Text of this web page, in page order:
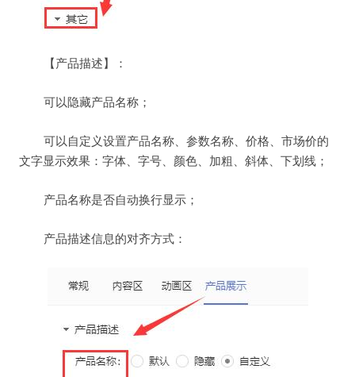
【产品描述】：
可以隐藏产品名称；
可以自定义设置产品名称、参数名称、价格、市场价的
文字显示效果：字体、字号、颜色、加粗、斜体、下划线；
产品名称是否自动换行显示；
产品描述信息的对齐方式：